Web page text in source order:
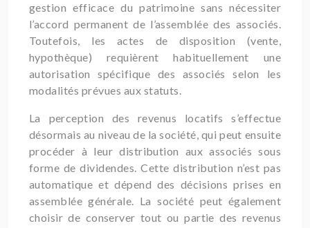
gestion efficace du patrimoine sans nécessiter
l’accord permanent de l’assemblée des associés.
Toutefois, les actes de disposition (vente,
hypothèque) requièrent habituellement une
autorisation spécifique des associés selon les
modalités prévues aux statuts.
La perception des revenus locatifs s’effectue
désormais au niveau de la société, qui peut ensuite
procéder à leur distribution aux associés sous
forme de dividendes. Cette distribution n’est pas
automatique et dépend des décisions prises en
assemblée générale. La société peut également
choisir de conserver tout ou partie des revenus